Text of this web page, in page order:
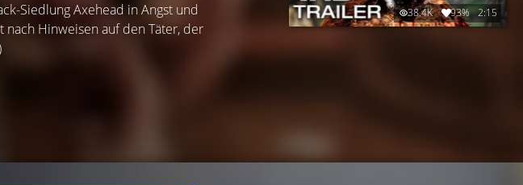
Siedlung Axehead in Angst und
nach Hinweisen auf den Täter, der
38.4K 93% 2:15